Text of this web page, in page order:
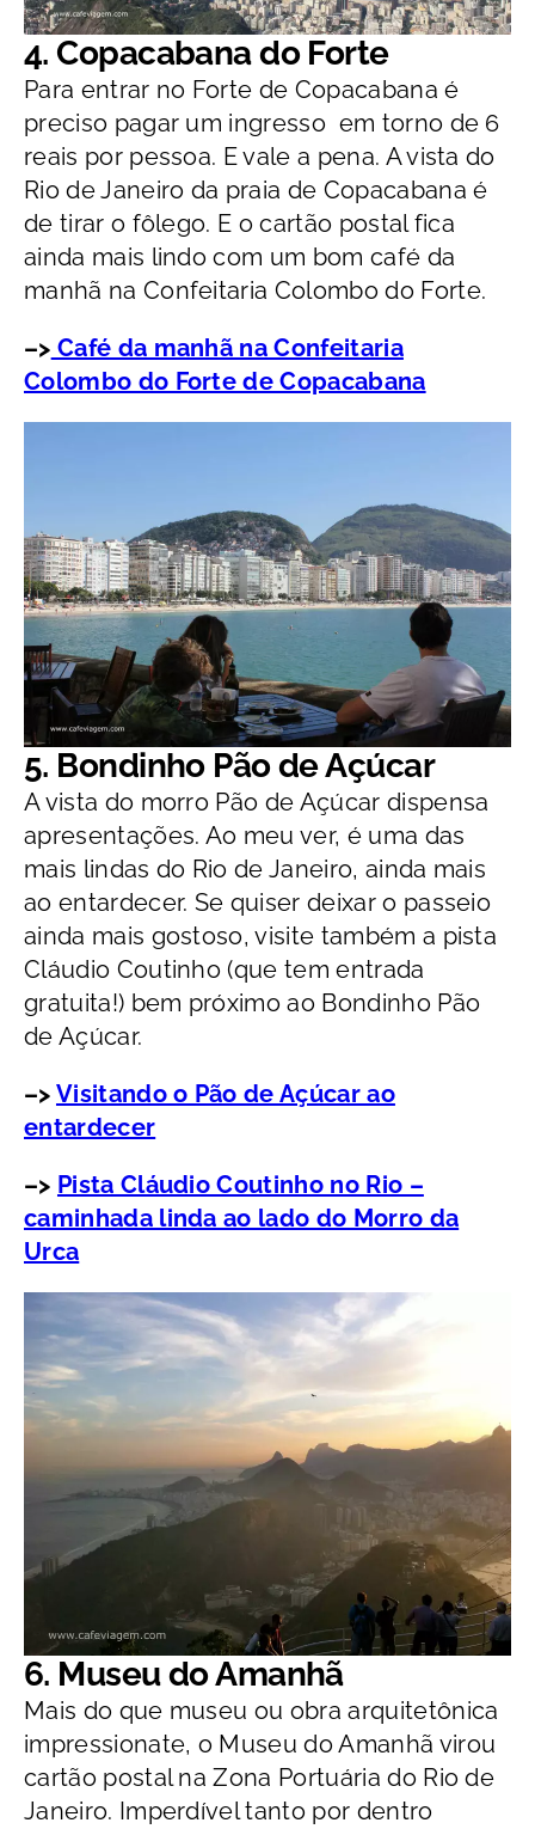
4. Copacabana do Forte
Para entrar no Forte de Copacabana é
preciso pagar um ingresso em torno de 6
reais por pessoa. E vale a pena. A vista do
Rio de Janeiro da praia de Copacabana é
de tirar o fôlego. E o cartão postal fica
ainda mais lindo com um bom café da
manhã na Confeitaria Colombo do Forte.
–> Café da manhã na Confeitaria
Colombo do Forte de Copacabana
5. Bondinho Pão de Açúcar
A vista do morro Pão de Açúcar dispensa
apresentações. Ao meu ver, é uma das
mais lindas do Rio de Janeiro, ainda mais
ao entardecer. Se quiser deixar o passeio
ainda mais gostoso, visite também a pista
Cláudio Coutinho (que tem entrada
gratuita!) bem próximo ao Bondinho Pão
de Açúcar.
–> Visitando o Pão de Açúcar ao
entardecer
–> Pista Cláudio Coutinho no Rio –
caminhada linda ao lado do Morro da
Urca
6. Museu do Amanhã
Mais do que museu ou obra arquitetônica
impressionate, o Museu do Amanhã virou
cartão postal na Zona Portuária do Rio de
Janeiro. Imperdível tanto por dentro